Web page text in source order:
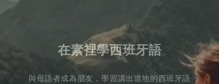
在素裡學西班牙語
與母語者成為朋友，學習講出道地的西班牙語